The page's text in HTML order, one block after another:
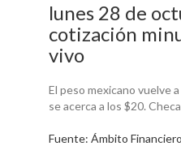
lunes 28 de
cotización
vivo
El peso mexicano vuelve
se acerca a los $20.
Fuente: Ámbito